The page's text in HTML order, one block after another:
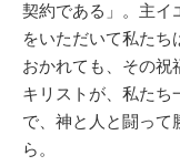
契約である」。主イ
をいただいて私たち
おかれても、その祝
キリストが、私たち
で、神と人と闘って
ら。